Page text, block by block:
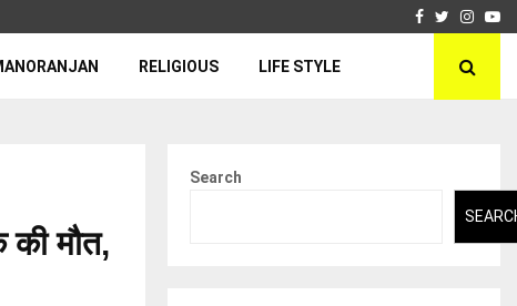
Facebook
Twitter
RELIGIOUS LIFE STYLE
मौत,
Search